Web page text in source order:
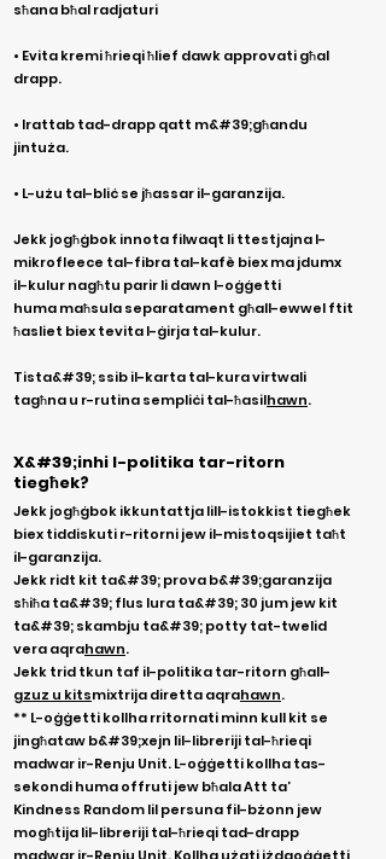
sħana bħal radjaturi
• Evita kremi ħrieqi ħlief dawk approvati għal
drapp.
• Irattab tad-drapp qatt m&#39;għandu
jintuża.
• L-użu tal-bliċ se jħassar il-garanzija.
Jekk jogħġbok innota filwaqt li ttestjajna l-
mikrofleece tal-fibra tal-kafè biex ma jdumx
il-kulurnagħtu parir li dawn l-oġġetti
humamaħsula separatament għall-ewwel ftit
ħasliet biex tevita l-ġirja tal-kulur.
Tista&#39; ssib il-karta tal-kura virtwali
tagħna u r-rutina sempliċi tal-ħasilhawn.
X&#39;inhi l-politika tar-ritorn
tiegħek?
Jekk jogħġbok ikkuntattja lill-istokkist tiegħek
biex tiddiskuti r-ritorni jew il-mistoqsijiet taħt
il-garanzija.
Jekk ridt kit ta&#39; prova b&#39;garanzija
sħiħa ta&#39; flus lura ta&#39; 30 jum jew kit
ta&#39; skambju ta&#39; potty tat-twelid
vera aqrahawn.
Jekk trid tkun taf il-politika tar-ritorn għall-
gzuz u kitsmixtrija diretta aqrahawn.
** L-oġġetti kollha rritornati minn kull kit se
jingħataw b&#39;xejn lil-libreriji tal-ħrieqi
madwar ir-Renju Unit.L-oġġetti kollha tas-
sekondi huma offruti jew bħala Att ta’
Kindness Random lil persuna fil-bżonn jew
mogħtija lil-libreriji tal-ħrieqi tad-drapp